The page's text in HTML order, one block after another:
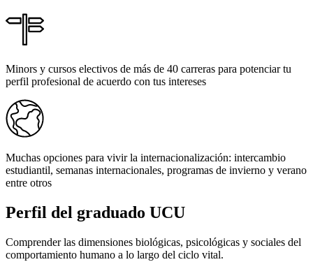
Minors y cursos electivos de más de 40 carreras para potenciar tu
perfil profesional de acuerdo con tus intereses
Muchas opciones para vivir la internacionalización: intercambio
estudiantil, semanas internacionales, programas de invierno y verano
entre otros
Perfil del graduado UCU
Comprender las dimensiones biológicas, psicológicas y sociales del
comportamiento humano a lo largo del ciclo vital.